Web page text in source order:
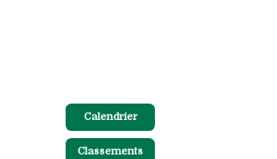
Calendrier
Classements